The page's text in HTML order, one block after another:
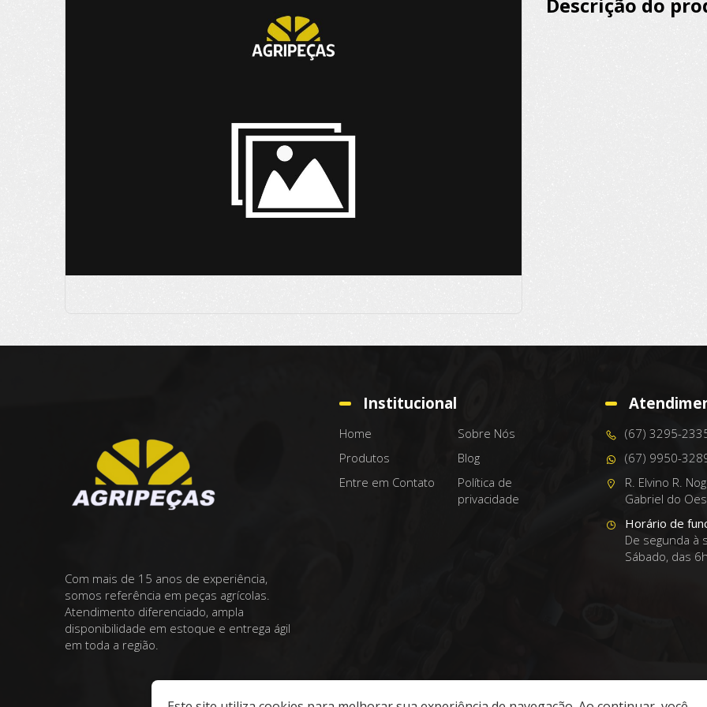
Com mais de 15 anos de experiência,
somos referência em peças agrícolas.
Atendimento diferenciado, ampla
disponibilidade em estoque e entrega ágil
em toda a região.
Institucional
Home
Sobre Nós
Produtos
Blog
Entre em Contato
Política de
privacidade
(67) 3295-
(67) 9950-
R. Elvino R.
Gabriel do
Horário de
De segunda à
Sábado, das